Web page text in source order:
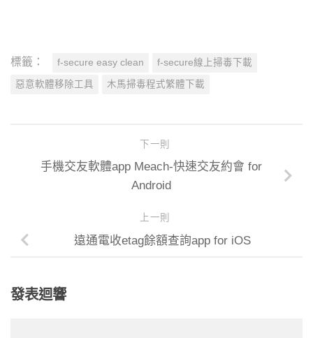
標籤： f-secure easy clean f-secure線上掃毒下載
惡意軟體移除工具 木馬掃毒程式繁體下載
下一則
手機交友軟體app Meach-快速交友約會 for
Android
上一則
遠通電收etag餘額查詢app for iOS
發表迴響